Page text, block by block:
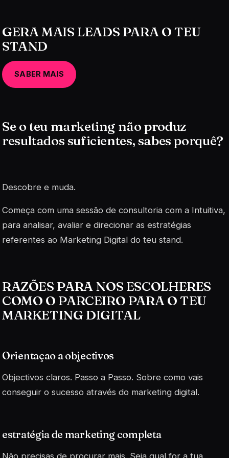
GERA MAIS LEADS PARA O TEU
STAND
SABER MAIS
Se o teu marketing não produz
resultados suficientes, sabes porquê?
Descobre e muda.
Começa com uma sessão de consultoria com a Intuitiva,
para analisar, avaliar e direcionar as estratégias
referentes ao Marketing Digital do teu stand.
RAZÕES PARA NOS ESCOLHERES
COMO O PARCEIRO PARA O TEU
MARKETING DIGITAL
Orientaçao a objectivos
Objectivos claros. Passo a Passo. Sobre como vais
conseguir o sucesso através do marketing digital.
estratégia de marketing completa
Não precisas de procurar mais. Seja qual for a tua